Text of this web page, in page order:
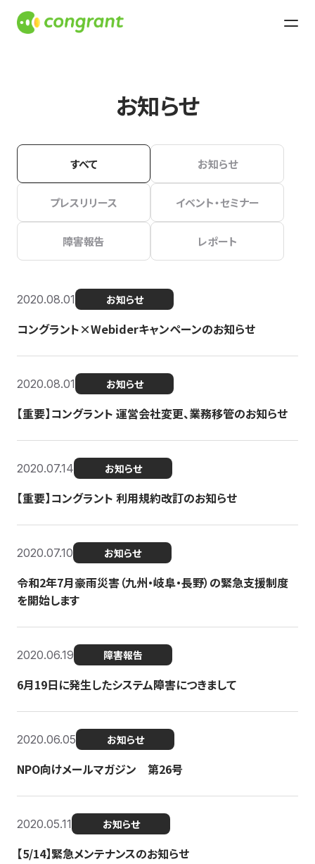
お知らせ
すべて お知らせ
プレスリリース イベント・セミナー
障害報告 レポート
2020.08.01 お知らせ
コングラント×Webiderキャンペーンのお知らせ
2020.08.01 お知らせ
【重要】コングラント 運営会社変更、業務移管のお知らせ
2020.07.14 お知らせ
【重要】コングラント 利用規約改訂のお知らせ
2020.07.10 お知らせ
令和2年7月豪雨災害（九州・岐阜・長野）の緊急支援制度
を開始します
2020.06.19 障害報告
6月19日に発生したシステム障害につきまして
2020.06.05 お知らせ
NPO向けメールマガジン 第26号
2020.05.11 お知らせ
【5/14】緊急メンテナンスのお知らせ